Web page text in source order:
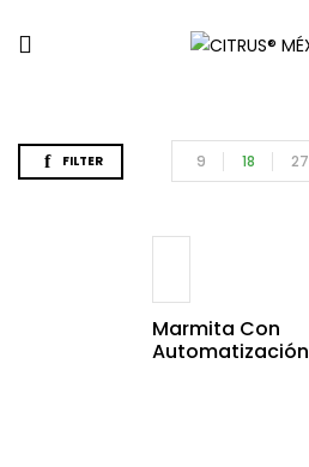
FILTER 9 18 27
Marmita Con
Automatización